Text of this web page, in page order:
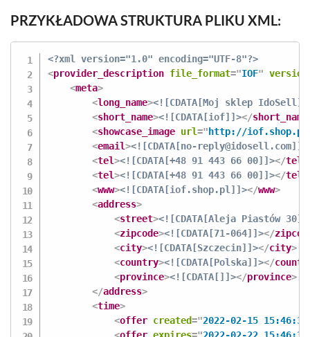
PRZYKŁADOWA STRUKTURA PLIKU XML:
<?xml version="1.0" encoding="UTF-8"?>
<provider_description file_format="IOF" version
<meta>
<long_name><![CDATA[Moj sklep
<short_name><![CDATA[iof]]></short_name
<showcase_image url=" http://iof.shop.pl/
<email><![CDATA[no-reply@idosell.com]]>
<tel><![CDATA[+48 91 443 66 00]]></tel
<tel><![CDATA[+48 91 443 66 00]]></tel
<www><![CDATA[iof.shop.pl]]></www>
<address>
<street><![CDATA[Aleja Piastów
<zipcode><![CDATA[71-064]]></
<city><![CDATA[Szczecin]]></city>
<country><![CDATA[Polska]]></
<province><![CDATA[]]></province>
</address>
<time>
<offer created="2022-02-15 15:46:37
<offer expires="2022-02-22 15:46:37